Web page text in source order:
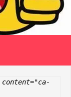
content="ca-